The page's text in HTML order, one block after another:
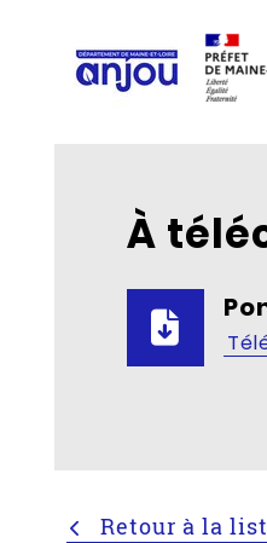
À
Retour à la